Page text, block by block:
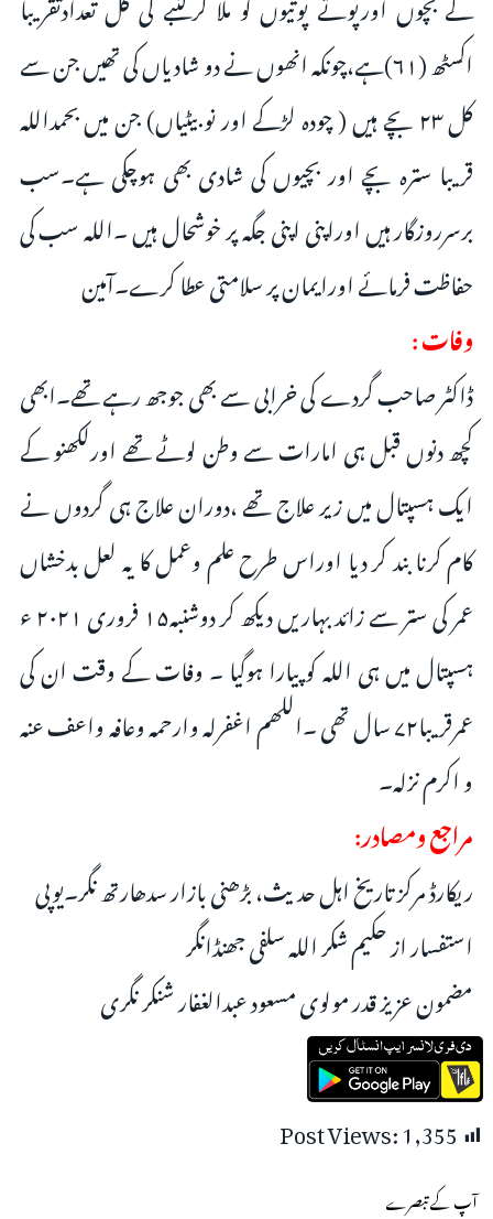
اکسٹھ (۶۱)ہے،چونکہ انھوں نے دو شادیاں کی تھیں جن سے
کل ۲۳ بچے ہیں ( چودہ لڑکے اور نو بیٹیاں) جن میں بحمداللہ
قریبا سترہ بچے اور بچیوں کی شادی بھی ہوچکی ہے۔سب
برسرروزگار ہیں اوراپنی اپنی جگہ پر خوشحال ہیں ۔اللہ سب کی
حفاظت فرمائے اورایمان پر سلامتی عطا کرے۔آمین
وفات :
ڈاکٹر صاحب گردے کی خرابی سے بھی جوجھ رہے تھے۔ابھی
کچھ دنوں قبل ہی امارات سے وطن لوٹے تھے اورلکھنو کے
ایک ہسپتال میں زیر علاج تھے ،دوران علاج ہی گردوں نے
کام کرنا بند کر دیا اوراس طرح علم وعمل کا یہ لعل بدخشاں
عمر کی ستر سے زائد بہاریں دیکھ کر دوشنبہ۱۵ فروری ۲۰۲۱ ء
ہسپتال میں ہی اللہ کو پیارا ہوگیا ۔ وفات کے وقت ان کی
عمرقریبا۷۲ سال تھی ۔اللھم اغفرلہ وارحمہ وعافہ واعف عنہ
و اکرم نزلہ۔
مراجع ومصادر:
ریکارڈ مرکز تاریخ اہل حدیث، بڑھنی بازار سدھارتھ نگر۔یوپی
استفسار از حکیم شکر اللہ سلفی جھنڈانگر
مضمون عزیز قدر مولوی مسعود عبدالغفار شنکر نگری
Post Views:1,355
آپ کے تبصرے